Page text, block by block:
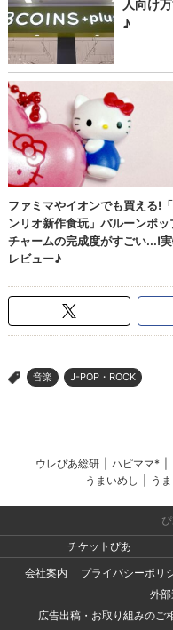
> 音楽 J-POP・ROCK
ウレぴあ総研 ハピママ*
うまいめし
う
チケットぴあ
会社案内
プライバシーポリ
外
広告出稿・お取り組みのご